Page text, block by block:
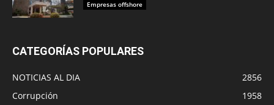
Empresas offshore
CATEGORÍAS POPULARES
NOTICIAS AL DIA
2856
Corrupción
1958